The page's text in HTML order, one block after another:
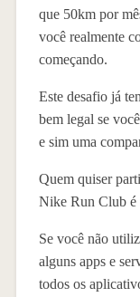
que 50km por
você realmente
começando.
Este desafio já
bem legal se
e sim uma
Quem quiser
Nike Run Club
Se você não
alguns apps e
todos os